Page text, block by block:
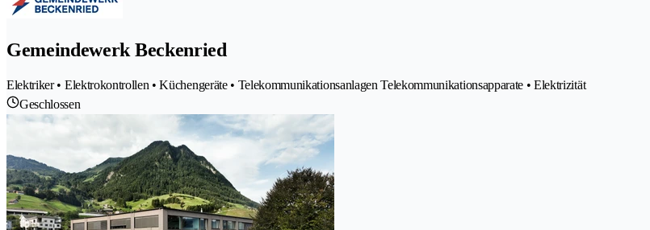
Gemeindewerk Beckenried
Elektriker • Elektrokontrollen • Küchengeräte • Telekommunikationsanlagen Telekommunikationsapparate • Elektrizität
Geschlossen